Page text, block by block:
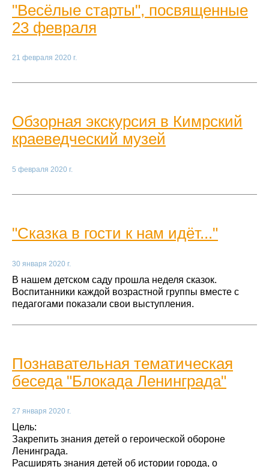
"Весёлые старты", посвященные
23 февраля
21 февраля 2020 г.
Обзорная экскурсия в Кимрский
краеведческий музей
5 февраля 2020 г.
"Сказка в гости к нам идёт..."
30 января 2020 г.
В нашем детском саду прошла неделя сказок.
Воспитанники каждой возрастной группы вместе с
педагогами показали свои выступления.
Познавательная тематическая
беседа "Блокада Ленинграда"
27 января 2020 г.
Цель:
Закрепить знания детей о героической обороне
Ленинграда.
Расширять знания детей об истории города, о